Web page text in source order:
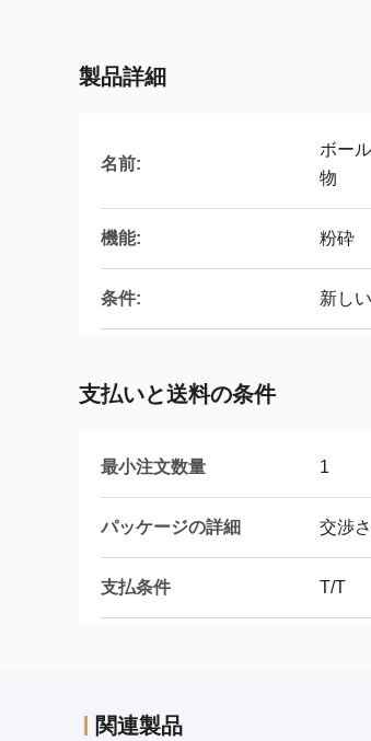
製品詳細
名前:
ボー
物
機能: 粉砕
条件: 新しい
支払いと送料の条件
最小注文数量 1
パッケージの詳細 交渉
支払条件 T/T
関連製品